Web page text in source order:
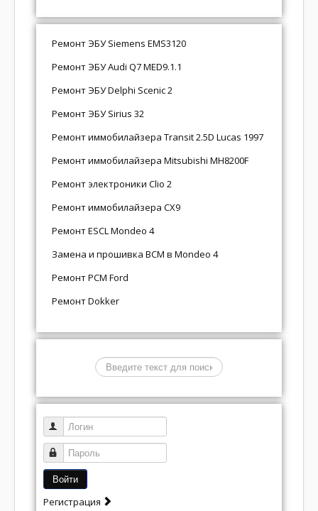
Ремонт ЭБУ Siemens EMS3120
Ремонт ЭБУ Audi Q7 MED9.1.1
Ремонт ЭБУ Delphi Scenic 2
Ремонт ЭБУ Sirius 32
Ремонт иммобилайзера Transit 2.5D Lucas 1997
Ремонт иммобилайзера Mitsubishi MH8200F
Ремонт электроники Clio 2
Ремонт иммобилайзера CX9
Ремонт ESCL Mondeo 4
Замена и прошивка BCM в Mondeo 4
Ремонт PCM Ford
Ремонт Dokker
Логин
Пароль
Войти
Регистрация